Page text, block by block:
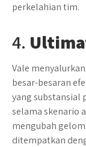
perkelahian tim.
4.
Vale
besar-besaran
yang substansial
selama skenario
mengubah
ditempatkan